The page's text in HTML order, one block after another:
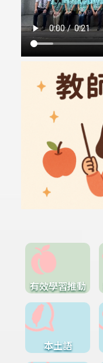
有效學習推動
本土語